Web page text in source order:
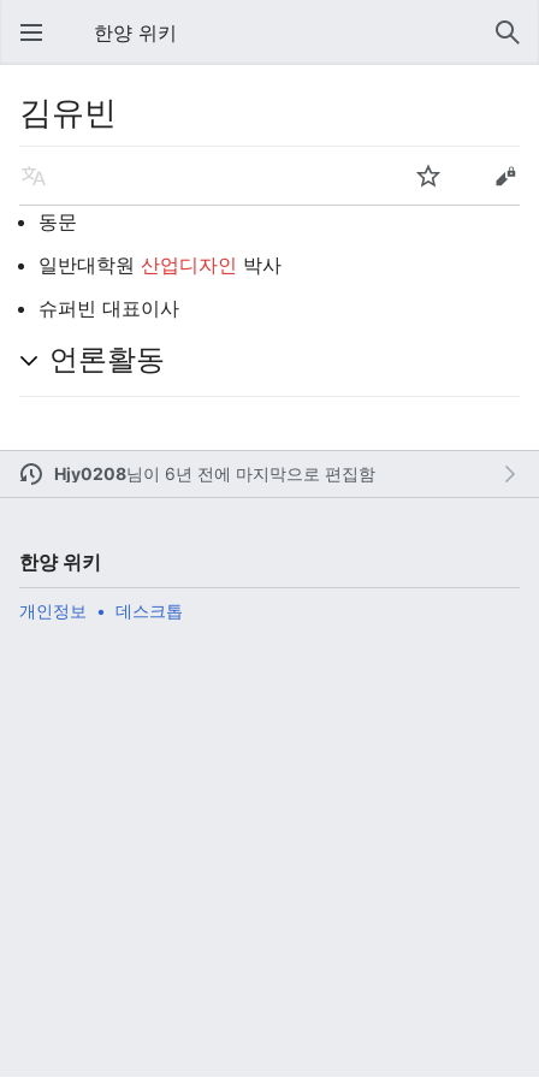
한양 위키
김유빈
동문
일반대학원 산업디자인 박사
슈퍼빈 대표이사
언론활동
Hjy0208님이 6년 전에 마지막으로 편집함
한양 위키
개인정보 데스크톱